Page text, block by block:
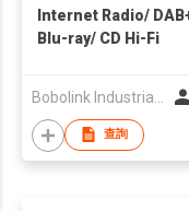
Internet Radio/
Blu-ray/ CD Hi-Fi
查詢